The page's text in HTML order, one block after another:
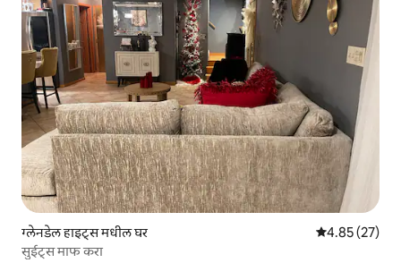
ग्लेनडेल हाइट्स मधील घर 5 पैकी 4.85
4.85 (27)
सुईट्स माफ करा